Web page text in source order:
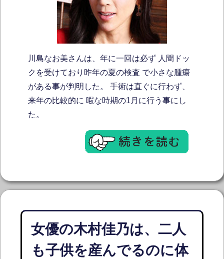
川島なお美さんは、年に一回は必ず 人間ドッ
クを受けており昨年の夏の検査 で小さな腫瘍
がある事が判明した。 手術は直ぐに行わず、
来年の比較的に 暇な時期の1月に行う事にし
た。
女優の木村佳乃は、二人
も子供を産んでるのに体